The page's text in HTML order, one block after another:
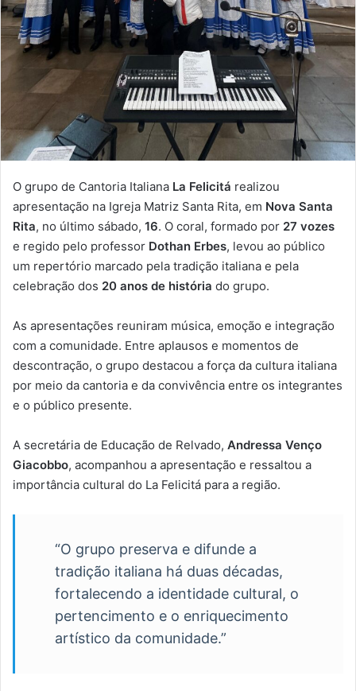
O grupo de Cantoria Italiana La Felicitá realizou
apresentação na Igreja Matriz Santa Rita, em Nova Santa
Rita, no último sábado, 16. O coral, formado por 27 vozes
e regido pelo professor Dothan Erbes, levou ao público
um repertório marcado pela tradição italiana e pela
celebração dos 20 anos de história do grupo.
As apresentações reuniram música, emoção e integração
com a comunidade. Entre aplausos e momentos de
descontração, o grupo destacou a força da cultura italiana
por meio da cantoria e da convivência entre os integrantes
e o público presente.
A secretária de Educação de Relvado, Andressa Venço
Giacobbo, acompanhou a apresentação e ressaltou a
importância cultural do La Felicitá para a região.
“O grupo preserva e difunde a
tradição italiana há duas décadas,
fortalecendo a identidade cultural, o
pertencimento e o enriquecimento
artístico da comunidade.”